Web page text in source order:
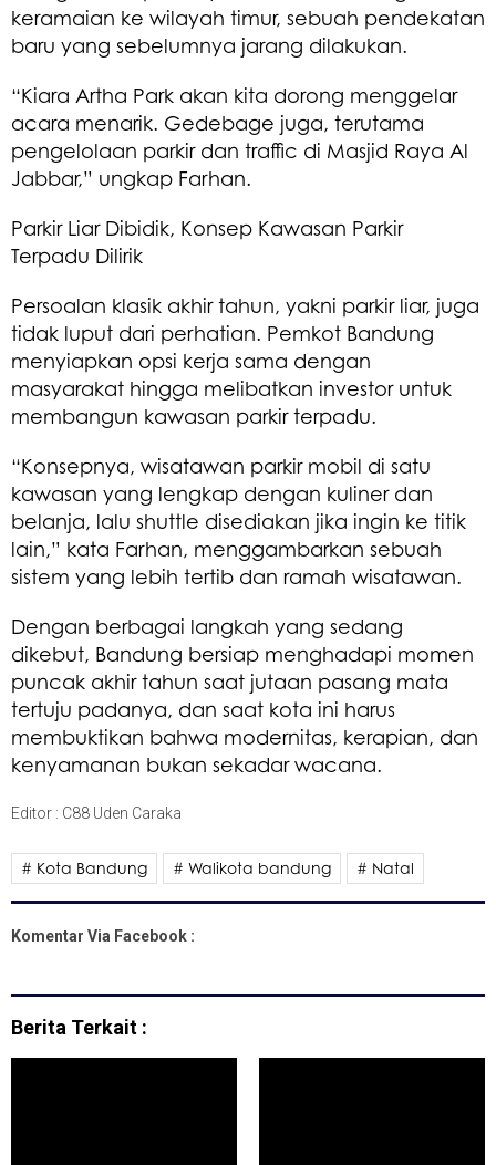
keramaian ke wilayah timur, sebuah pendekatan
baru yang sebelumnya jarang dilakukan.
“Kiara Artha Park akan kita dorong menggelar
acara menarik. Gedebage juga, terutama
pengelolaan parkir dan traffic di Masjid Raya Al
Jabbar,” ungkap Farhan.
Parkir Liar Dibidik, Konsep Kawasan Parkir
Terpadu Dilirik
Persoalan klasik akhir tahun, yakni parkir liar, juga
tidak luput dari perhatian. Pemkot Bandung
menyiapkan opsi kerja sama dengan
masyarakat hingga melibatkan investor untuk
membangun kawasan parkir terpadu.
“Konsepnya, wisatawan parkir mobil di satu
kawasan yang lengkap dengan kuliner dan
belanja, lalu shuttle disediakan jika ingin ke titik
lain,” kata Farhan, menggambarkan sebuah
sistem yang lebih tertib dan ramah wisatawan.
Dengan berbagai langkah yang sedang
dikebut, Bandung bersiap menghadapi momen
puncak akhir tahun saat jutaan pasang mata
tertuju padanya, dan saat kota ini harus
membuktikan bahwa modernitas, kerapian, dan
kenyamanan bukan sekadar wacana.
Editor : C88 Uden Caraka
# Kota Bandung # Walikota bandung # Natal
Komentar Via Facebook :
Berita Terkait :